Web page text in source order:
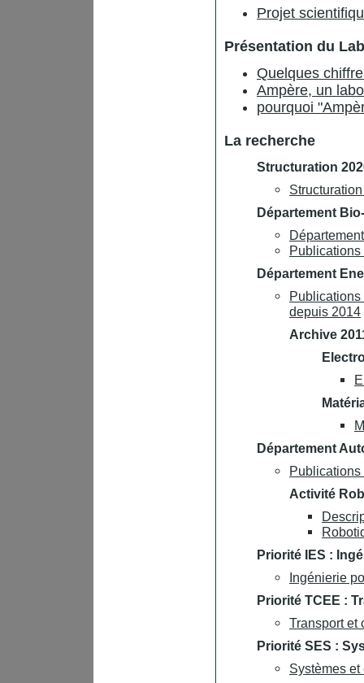
Projet
Présentation du
Quelques
Ampère, un
pourquoi
La recherche
Structuration
Département
Département
Publications
depuis 2014
Archive
Département
Publications
Activité
Priorité IES :
Ingénierie
Priorité TCEE :
Transport et
Priorité SES :
Systèmes